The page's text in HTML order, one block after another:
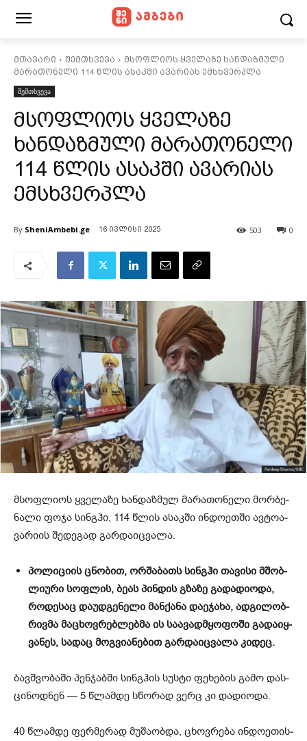
მთავარი შემთხვევა
მსოფლიოს ყველაზე ხანდაზმული
მარათონელი 114 წლის ასაკში ავარიას ემსხვერპლა
შემთხვევა
მსოფლიოს ყველაზე
ხანდაზმული მარათონელი
114 წლის ასაკში ავარიას
ემსხვერპლა
By SheniAmbebi.ge 16 ივლისი 2025 0
503
მსოფ­ლი­ოს ყვე­ლა­ზე ხან­დაზ­მულ მა­რა­თო­ნე­ლი მორ­ბე­
ნა­ლი ფოჯა სინ­გჰი, 114 წლის ასაკ­ში ინ­დო­ეთ­ში ავ­ტო­ა­
ვა­რი­ის შე­დე­გად გარ­და­იც­ვა­ლა.
პო­ლი­ცი­ის ცნო­ბით, ორ­შა­ბათს სინ­გჰი თა­ვი­სი მშობ­
ლი­უ­რი სოფ­ლის, ბეას პინ­დის გზა­ზე გა­და­დი­ო­და,
რო­დე­საც და­უდ­გე­ნე­ლი მან­ქა­ნა და­ე­ჯა­ხა, ად­გი­ლობ­
რივ­მა მა­ცხოვ­რებ­ლებ­მა ის სა­ა­ვად­მყო­ფო­ში გა­და­იყ­
ვა­ნეს, სა­დაც მოგ­ვი­ა­ნე­ბით გარ­და­იც­ვა­ლა კი­დეც.
ბავ­შვო­ბა­ში პენ­ჯაბ­ში სინ­გჰის სუს­ტი ფე­ხე­ბის გამო დას­
ცი­ნოდ­ნენ — 5 წლამ­დე სწო­რად ვერც კი და­დი­ო­და.
40 წლამ­დე ფერ­მე­რად მუ­შა­ობ­და, ცხოვ­რე­ბა ინ­დო­ე­თის­